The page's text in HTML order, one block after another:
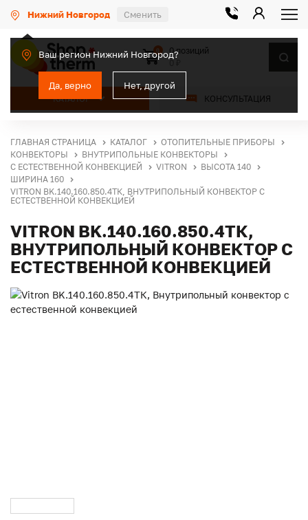
Нижний Новгород Сменить
Ваш регион Нижний Новгород?
Да, верно Нет, другой
КАТАЛОГ КОНСУЛЬТАЦИЯ
0
0 позиций
ГЛАВНАЯ СТРАНИЦА КАТАЛОГ
ОТОПИТЕЛЬНЫЕ ПРИБОРЫ
КОНВЕКТОРЫ
ВНУТРИПОЛЬНЫЕ КОНВЕКТОРЫ
С ЕСТЕСТВЕННОЙ КОНВЕКЦИЕЙ
VITRON
ВЫСОТА 140
ШИРИНА 160
VITRON BK.140.160.850.4ТК, ВНУТРИПОЛЬНЫЙ КОНВЕКТОР С
ЕСТЕСТВЕННОЙ КОНВЕКЦИЕЙ
VITRON BK.140.160.850.4ТК,
ВНУТРИПОЛЬНЫЙ КОНВЕКТОР С
ЕСТЕСТВЕННОЙ КОНВЕКЦИЕЙ